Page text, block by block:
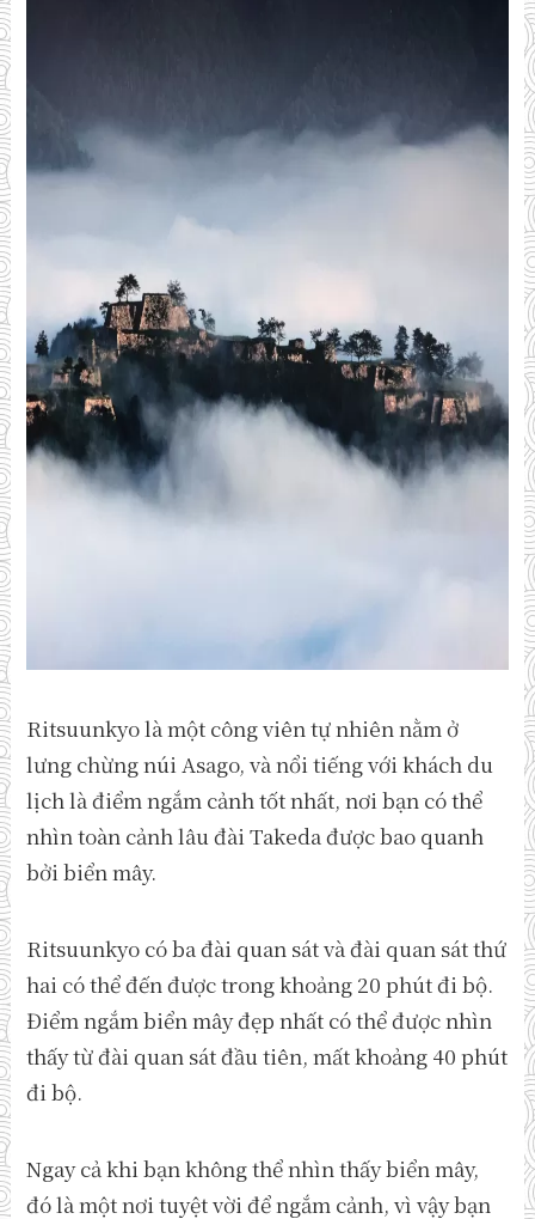
Ritsuunkyo là một công viên tự nhiên nằm ở
lưng chừng núi Asago, và nổi tiếng với khách du
lịch là điểm ngắm cảnh tốt nhất, nơi bạn có thể
nhìn toàn cảnh lâu đài Takeda được bao quanh
bởi biển mây.
Ritsuunkyo có ba đài quan sát và đài quan sát thứ
hai có thể đến được trong khoảng 20 phút đi bộ.
Điểm ngắm biển mây đẹp nhất có thể được nhìn
thấy từ đài quan sát đầu tiên, mất khoảng 40 phút
đi bộ.
Ngay cả khi bạn không thể nhìn thấy biển mây,
đó là một nơi tuyệt vời để ngắm cảnh, vì vậy bạn